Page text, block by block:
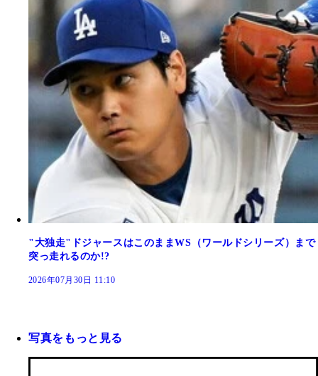
"大独走"ドジャースはこのままWS（ワールドシリーズ）まで
突っ走れるのか!?
2026年07月30日 11:10
写真をもっと見る